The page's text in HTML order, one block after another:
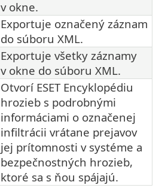
v okne.
Exportuje označený záznam
do súboru XML.
Exportuje všetky záznamy
v okne do súboru XML.
Otvorí ESET Encyklopédiu
hrozieb s podrobnými
informáciami o označenej
infiltrácii vrátane prejavov
jej prítomnosti v systéme a
bezpečnostných hrozieb,
ktoré sa s ňou spájajú.